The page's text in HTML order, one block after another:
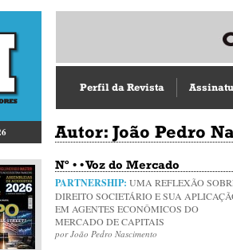
Perfil da Revista
Autor: João Pedro
Nº • • Voz do Mercado
PARTNERSHIP: UMA REFLEXÃO
DIREITO SOCIETÁRIO E SUA
EM AGENTES ECONÔMICOS DO
MERCADO DE CAPITAIS
por João Pedro Nascimento